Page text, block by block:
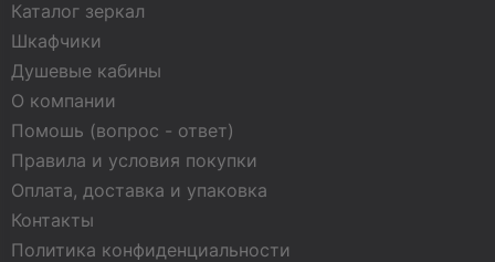
Каталог зеркал
Шкафчики
Душевые кабины
О компании
Помошь (вопрос - ответ)
Правила и условия покупки
Оплата, доставка и упаковка
Контакты
Политика конфиденциальности